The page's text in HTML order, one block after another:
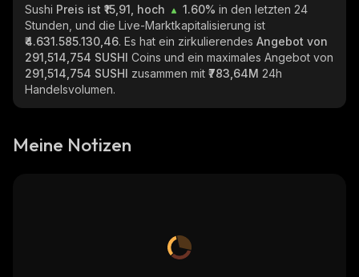
Sushi Preis ist ₹15,91, hoch 1.60% in den letzten 24
Stunden, und die Live-Marktkapitalisierung ist
₹4.631.585.130,46. Es hat ein zirkulierendes Angebot von
291,514,754 SUSHI Coins und ein maximales Angebot von
291,514,754 SUSHI zusammen mit ₹783,64M 24h
Handelsvolumen.
Meine Notizen